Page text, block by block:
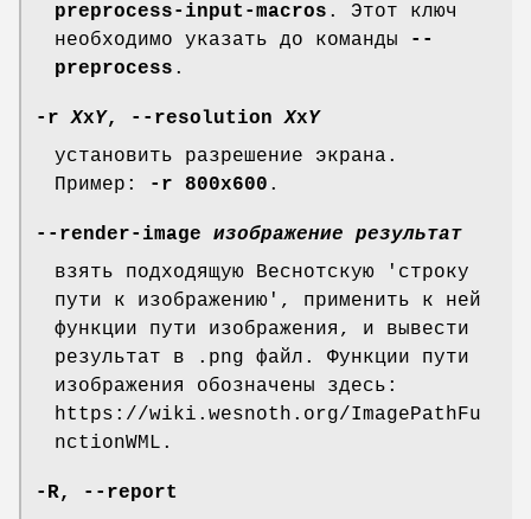
preprocess-input-macros . Этот ключ
необходимо указать до команды
--
preprocess .
-rXxY, --resolutionXxY
установить разрешение экрана.
Пример:
-r 800x600 .
--render-image изображение
результат
взять подходящую Веснотскую 'строку
пути к изображению', применить к ней
функции пути изображения, и вывести
результат в .png файл. Функции пути
изображения обозначены здесь:
https://wiki.wesnoth.org/ImagePathFu
nctionWML.
-R, --report